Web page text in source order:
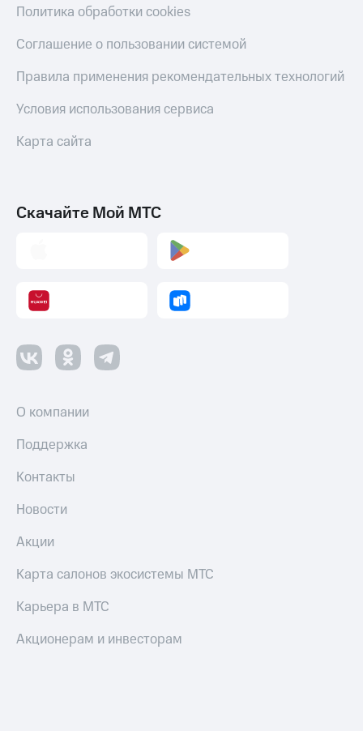
Политика обработки cookies
Соглашение о пользовании системой
Правила применения рекомендательных технологий
Условия использования сервиса
Карта сайта
Скачайте Мой МТС
О компании
Поддержка
Контакты
Новости
Акции
Карта салонов экосистемы МТС
Карьера в МТС
Акционерам и инвесторам